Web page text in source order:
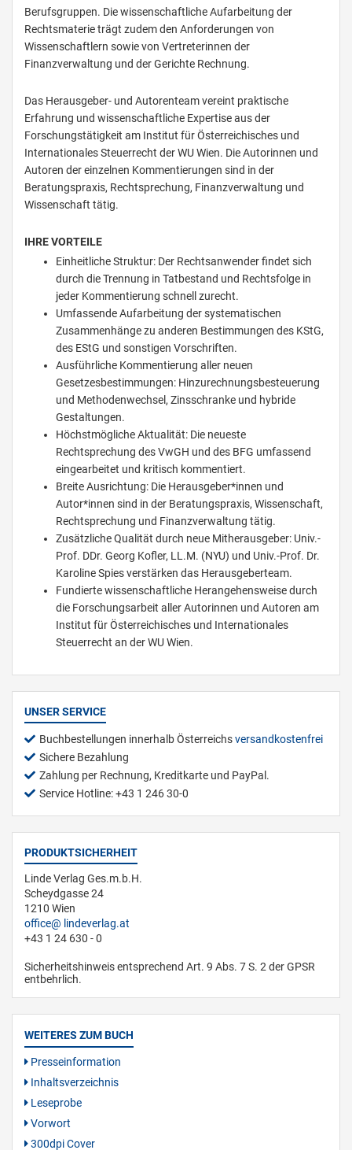
Berufsgruppen. Die wissenschaftliche Aufarbeitung der
Rechtsmaterie trägt zudem den Anforderungen von
Wissenschaftlern sowie von Vertreterinnen der
Finanzverwaltung und der Gerichte Rechnung.
Das Herausgeber- und Autorenteam vereint praktische
Erfahrung und wissenschaftliche Expertise aus der
Forschungstätigkeit am Institut für Österreichisches und
Internationales Steuerrecht der WU Wien. Die Autorinnen und
Autoren der einzelnen Kommentierungen sind in der
Beratungspraxis, Rechtsprechung, Finanzverwaltung und
Wissenschaft tätig.
IHRE VORTEILE
Einheitliche Struktur: Der Rechtsanwender findet sich
durch die Trennung in Tatbestand und Rechtsfolge in
jeder Kommentierung schnell zurecht.
Umfassende Aufarbeitung der systematischen
Zusammenhänge zu anderen Bestimmungen des KStG,
des EStG und sonstigen Vorschriften.
Ausführliche Kommentierung aller neuen
Gesetzesbestimmungen: Hinzurechnungsbesteuerung
und Methodenwechsel, Zinsschranke und hybride
Gestaltungen.
Höchstmögliche Aktualität: Die neueste
Rechtsprechung des VwGH und des BFG umfassend
eingearbeitet und kritisch kommentiert.
Breite Ausrichtung: Die Herausgeber*innen und
Autor*innen sind in der Beratungspraxis, Wissenschaft,
Rechtsprechung und Finanzverwaltung tätig.
Zusätzliche Qualität durch neue Mitherausgeber: Univ.-
Prof. DDr. Georg Kofler, LL.M. (NYU) und Univ.-Prof. Dr.
Karoline Spies verstärken das Herausgeberteam.
Fundierte wissenschaftliche Herangehensweise durch
die Forschungsarbeit aller Autorinnen und Autoren am
Institut für Österreichisches und Internationales
Steuerrecht an der WU Wien.
UNSER SERVICE
Buchbestellungen innerhalb Österreichsversandkostenfrei
Sichere Bezahlung
Zahlung per Rechnung, Kreditkarte und PayPal.
Service Hotline: +43 1 246 30-0
PRODUKTSICHERHEIT
Linde Verlag Ges.m.b.H.
Scheydgasse 24
1210 Wien
office
lindeverlag.at
+43 1 24 630 - 0
Sicherheitshinweis entsprechend Art. 9 Abs. 7 S. 2 der GPSR
entbehrlich.
WEITERES ZUM BUCH
Presseinformation
Inhaltsverzeichnis
Leseprobe
Vorwort
300dpi Cover